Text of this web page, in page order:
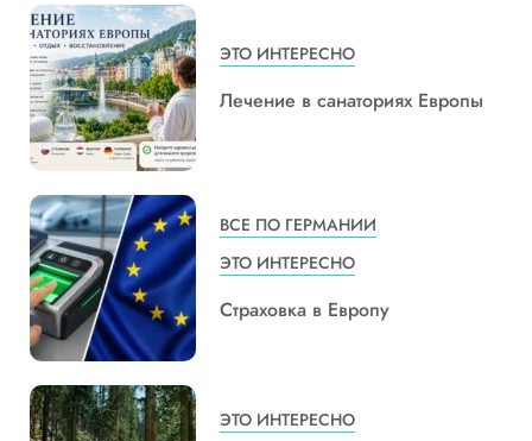
ЭТО ИНТЕРЕСНО
Лечение в санаториях Европы
ВСЕ ПО ГЕРМАНИИ
ЭТО ИНТЕРЕСНО
Страховка в Европу
ЭТО ИНТЕРЕСНО